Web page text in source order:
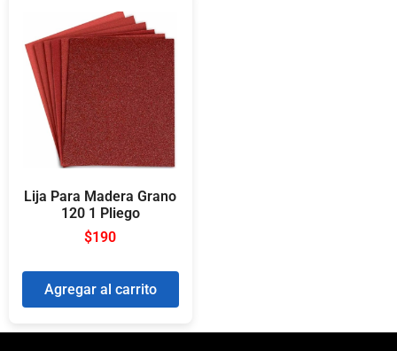
Lija Para Madera Grano
120 1 Pliego
$190
Agregar al carrito